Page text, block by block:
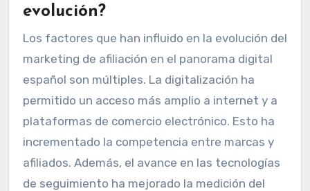
evolución?
Los factores que han influido en la evolución del
marketing de afiliación en el panorama digital
español son múltiples. La digitalización ha
permitido un acceso más amplio a internet y a
plataformas de comercio electrónico. Esto ha
incrementado la competencia entre marcas y
afiliados. Además, el avance en las tecnologías
de seguimiento ha mejorado la medición del